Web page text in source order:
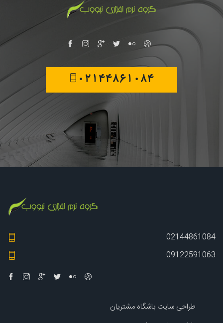
02144861084
02144861084
09122591063
طراحی سایت باشگاه مشتریان